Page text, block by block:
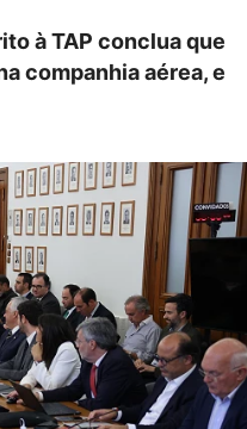
à TAP conclua que
companhia aérea, e